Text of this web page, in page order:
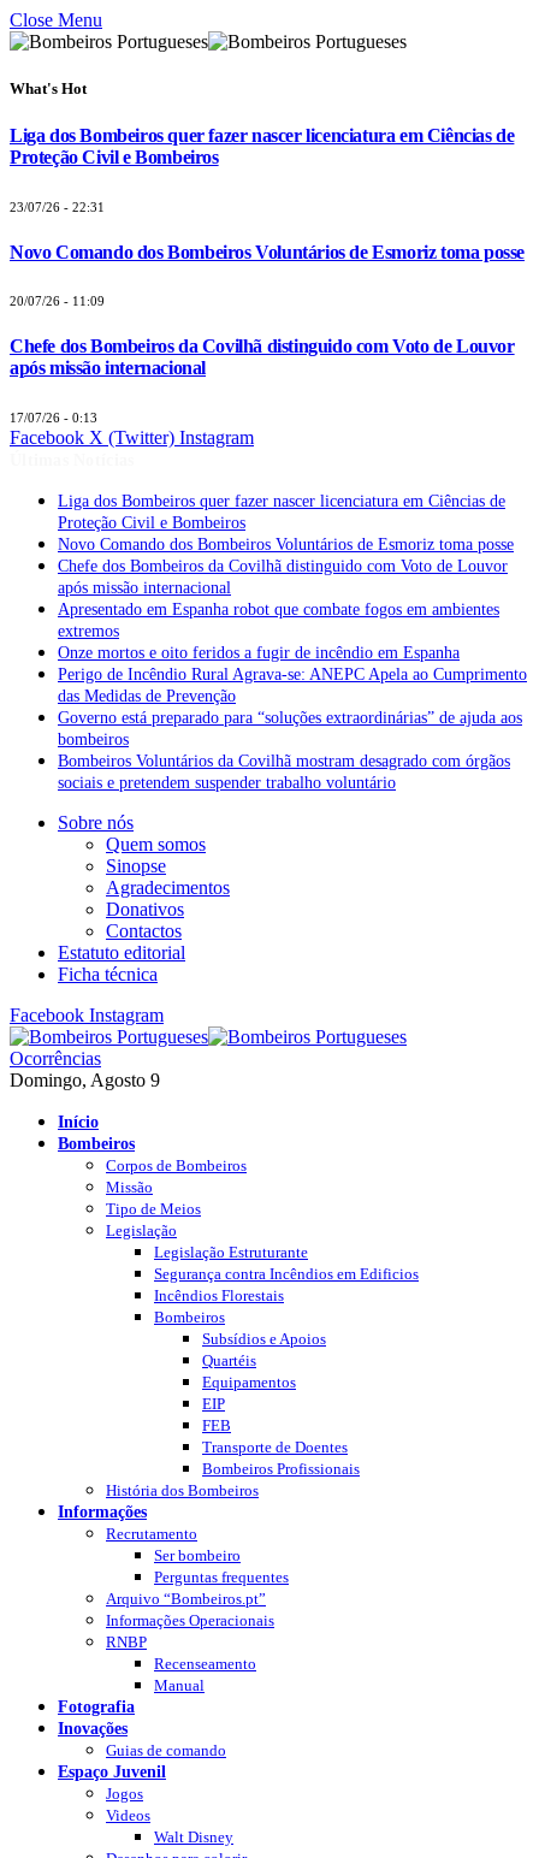
Close Menu
What's Hot
Liga dos Bombeiros quer fazer nascer licenciatura em Ciências de
Proteção Civil e Bombeiros
23/07/26 - 22:31
Novo Comando dos Bombeiros Voluntários de Esmoriz toma posse
20/07/26 - 11:09
Chefe dos Bombeiros da Covilhã distinguido com Voto de Louvor
após missão internacional
17/07/26 - 0:13
Facebook X (Twitter) Instagram
Liga dos Bombeiros quer fazer nascer licenciatura em Ciências de
Proteção Civil e Bombeiros
Novo Comando dos Bombeiros Voluntários de Esmoriz toma posse
Chefe dos Bombeiros da Covilhã distinguido com Voto de Louvor
após missão internacional
Apresentado em Espanha robot que combate fogos em ambientes
extremos
Onze mortos e oito feridos a fugir de incêndio em Espanha
Perigo de Incêndio Rural Agrava-se: ANEPC Apela ao Cumprimento
das Medidas de Prevenção
Governo está preparado para “soluções extraordinárias” de ajuda aos
bombeiros
Bombeiros Voluntários da Covilhã mostram desagrado com órgãos
sociais e pretendem suspender trabalho voluntário
Sobre nós
Quem somos
Sinopse
Agradecimentos
Donativos
Contactos
Estatuto editorial
Ficha técnica
Facebook Instagram
Ocorrências
Domingo, Agosto 9
Início
Bombeiros
Corpos de Bombeiros
Missão
Tipo de Meios
Legislação
Legislação Estruturante
Segurança contra Incêndios em Edificios
Incêndios Florestais
Bombeiros
Subsídios e Apoios
Quartéis
Equipamentos
EIP
FEB
Transporte de Doentes
Bombeiros Profissionais
História dos Bombeiros
Informações
Recrutamento
Ser bombeiro
Perguntas frequentes
Arquivo “Bombeiros.pt”
Informações Operacionais
RNBP
Recenseamento
Manual
Fotografia
Inovações
Guias de comando
Espaço Juvenil
Jogos
Videos
Walt Disney